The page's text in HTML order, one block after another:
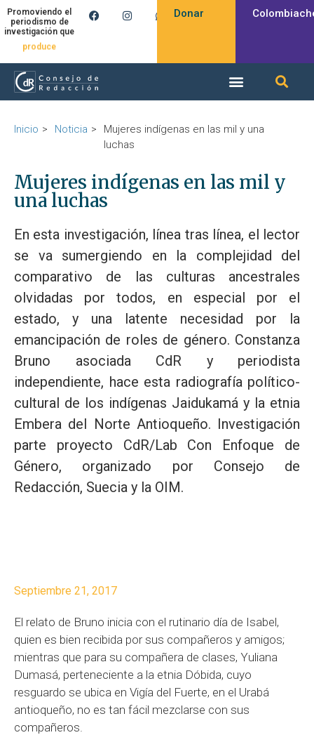
Promoviendo el
periodismo de
investigación que
produce
Donar
Inicio Noticia
Mujeres indígenas en las mil y una
luchas
Mujeres indígenas en las mil y
una luchas
En esta investigación, línea tras línea, el lector
se va sumergiendo en la complejidad del
comparativo de las culturas ancestrales
olvidadas por todos, en especial por el
estado, y una latente necesidad por la
emancipación de roles de género. Constanza
Bruno asociada CdR y periodista
independiente, hace esta radiografía político-
cultural de los indígenas Jaidukamá y la etnia
Embera del Norte Antioqueño. Investigación
parte proyecto CdR/Lab Con Enfoque de
Género, organizado por Consejo de
Redacción, Suecia y la OIM.
Septiembre 21, 2017
El relato de Bruno inicia con el rutinario día de Isabel,
quien es bien recibida por sus compañeros y amigos;
mientras que para su compañera de clases, Yuliana
Dumasá, perteneciente a la etnia Dóbida, cuyo
resguardo se ubica en Vigía del Fuerte, en el Urabá
antioqueño, no es tan fácil mezclarse con sus
compañeros.